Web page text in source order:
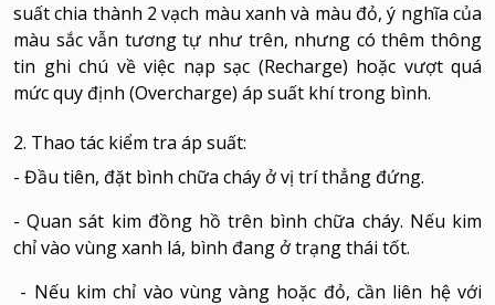
suất chia thành 2 vạch màu xanh và màu đỏ, ý nghĩa của
màu sắc vẫn tương tự như trên, nhưng có thêm thông
tin ghi chú về việc nạp sạc (Recharge) hoặc vượt quá
mức quy định (Overcharge) áp suất khí trong bình.
2. Thao tác kiểm tra áp suất:
- Đầu tiên, đặt bình chữa cháy ở vị trí thẳng đứng.
- Quan sát kim đồng hồ trên bình chữa cháy. Nếu kim
chỉ vào vùng xanh lá, bình đang ở trạng thái tốt.
- Nếu kim chỉ vào vùng vàng hoặc đỏ, cần liên hệ với